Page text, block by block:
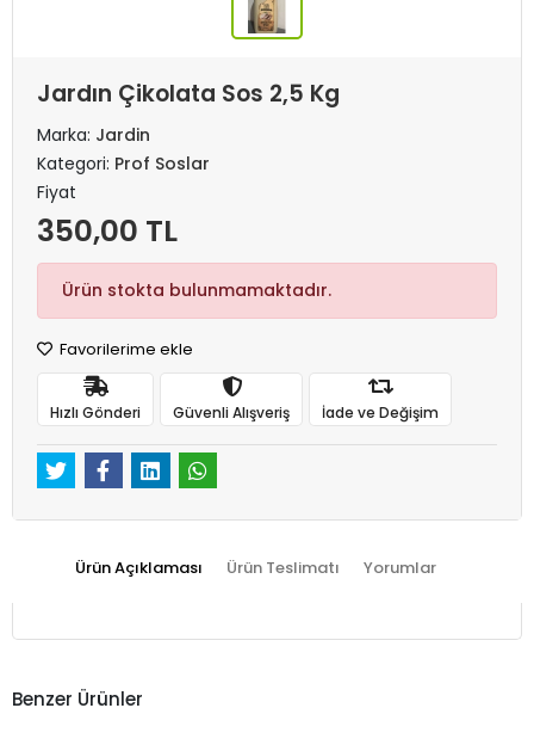
Jardın Çikolata Sos 2,5 Kg
Marka: Jardin
Kategori: Prof Soslar
Fiyat
350,00 TL
Ürün stokta bulunmamaktadır.
Favorilerime ekle
Hızlı Gönderi Güvenli Alışveriş İade ve Değişim
Ürün Açıklaması Ürün Teslimatı Yorumlar
Benzer Ürünler